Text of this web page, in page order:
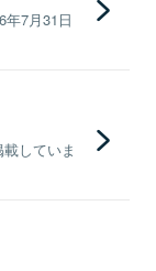
7月31日
していま